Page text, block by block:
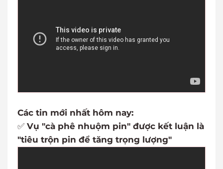
Các tin mới nhất hôm nay:
✅ Vụ "cà phê nhuộm pin" được kết luận là
"tiêu trộn pin để tăng trọng lượng"